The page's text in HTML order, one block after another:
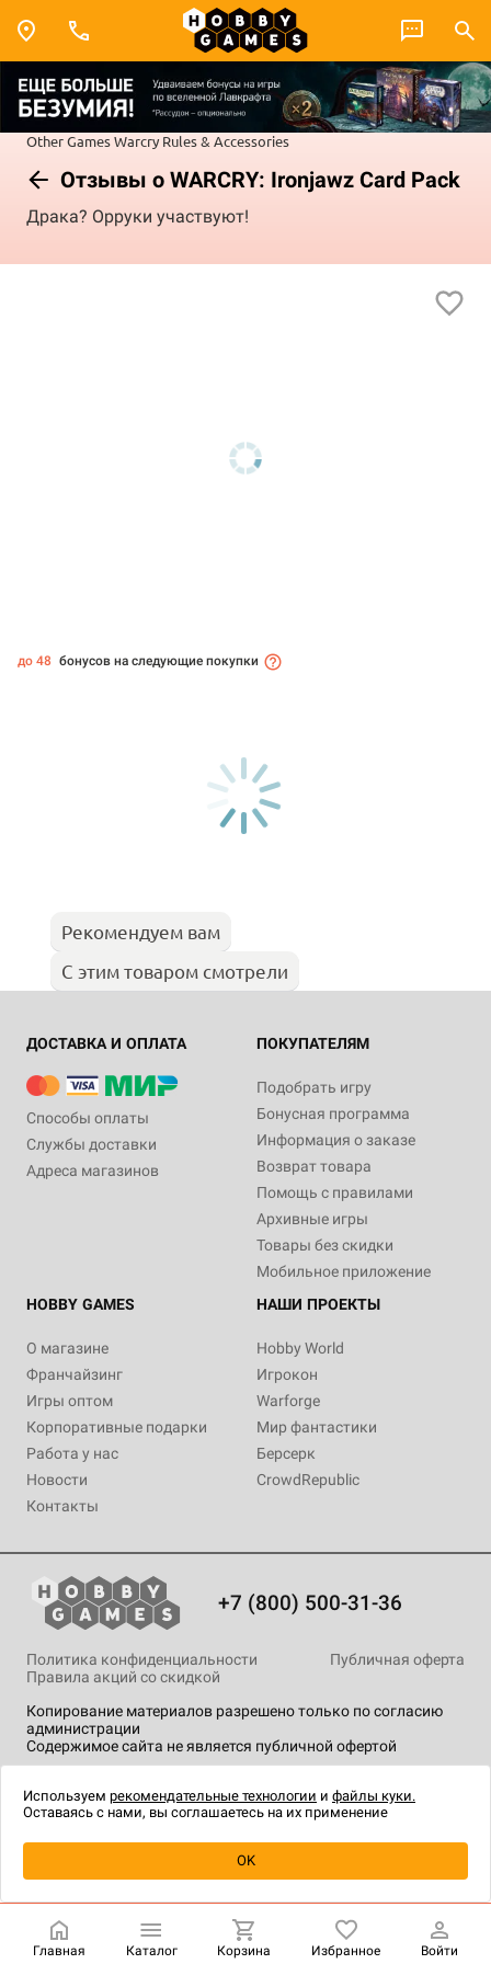
Other GamesWarcry Rules & Accessories
Отзывы о WARCRY: Ironjawz Card Pack
Драка? Орруки участвуют!
до 48 бонусов на следующие покупки
Рекомендуем вам
С этим товаром смотрели
ДОСТАВКА И ОПЛАТА
Способы оплаты
Службы доставки
Адреса магазинов
ПОКУПАТЕЛЯМ
Подобрать игру
Бонусная программа
Информация о заказе
Возврат товара
Помощь с правилами
Архивные игры
Товары без скидки
Мобильное приложение
HOBBY GAMES
О магазине
Франчайзинг
Игры оптом
Корпоративные подарки
Работа у нас
Новости
Контакты
НАШИ ПРОЕКТЫ
Hobby World
Игрокон
Warforge
Мир фантастики
Берсерк
CrowdRepublic
+7 (800) 500-31-36
Копирование материалов разрешено только по согласию
администрации
Содержимое сайта не является публичной офертой
Политика конфиденциальности
Публичная оферта
Правила акций со скидкой
технологии.
Главная Каталог Корзина Избранное Войти
Используем рекомендательные технологии и файлы куки.
Оставаясь с нами, вы соглашаетесь на их применение
OK